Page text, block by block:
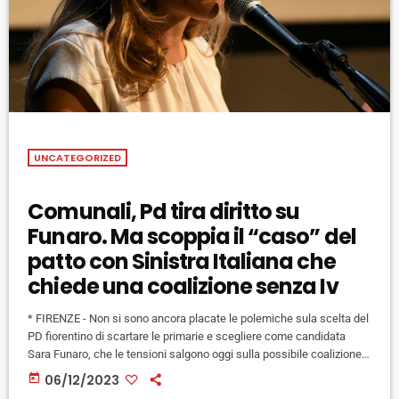
UNCATEGORIZED
Comunali, Pd tira diritto su
Funaro. Ma scoppia il “caso” del
patto con Sinistra Italiana che
chiede una coalizione senza Iv
* FIRENZE - Non si sono ancora placate le polemiche sula scelta del
PD fiorentino di scartare le primarie e scegliere come candidata
Sara Funaro, che le tensioni salgono oggi sulla possibile coalizione
che potrebbe sostenere l'attuale assessora al welfare, e in
particolare con Italia Viva. Ad incendiare un'atmosfera resa elettrica
today 06/12/2023